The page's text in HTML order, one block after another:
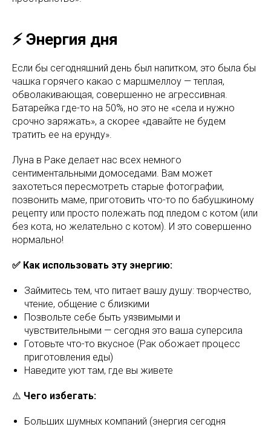
⚡️ Энергия дня
Если бы сегодняшний день был напитком, это была бы
чашка горячего какао с маршмеллоу — теплая,
обволакивающая, совершенно не агрессивная.
Батарейка где-то на 50%, но это не «села и нужно
срочно заряжать», а скорее «давайте не будем
тратить ее на ерунду».
Луна в Раке делает нас всех немного
сентиментальными домоседами. Вам может
захотеться пересмотреть старые фотографии,
позвонить маме, приготовить что-то по бабушкиному
рецепту или просто полежать под пледом с котом (или
без кота, но желательно с котом). И это совершенно
нормально!
✅ Как использовать эту энергию:
Займитесь тем, что питает вашу душу: творчество,
чтение, общение с близкими
Позвольте себе быть уязвимыми и
чувствительными — сегодня это ваша суперсила
Готовьте что-то вкусное (Рак обожает процесс
приготовления еды)
Наведите уют там, где вы живете
⚠️ Чего избегать:
Больших шумных компаний (энергия сегодня